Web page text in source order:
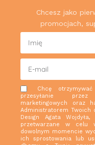
Chcesz jako
promocjach,
Chcę
przesyłanie przez
marketingowych oraz
Administratorem Twoich
Design Agata
przetwarzane w celu
dowolnym momencie
ich sprostowania lub